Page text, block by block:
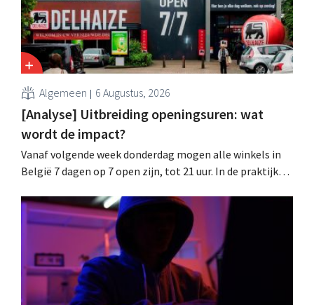
Algemeen 6 Augustus, 2026
[Analyse] Uitbreiding openingsuren: wat
wordt de impact?
Vanaf volgende week donderdag mogen alle winkels in
België 7 dagen op 7 open zijn, tot 21 uur. In de praktijk
arbeidswetgeving een hinderpaal. Is er een gelijk
speelveld?